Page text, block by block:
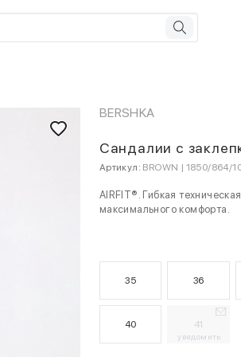
BERSHKA
Сандалии с
Артикул: BROWN | 1850/864/
AIRFIT®. Гибкая
максимального комфорта.
35 36
40 41
уведомить